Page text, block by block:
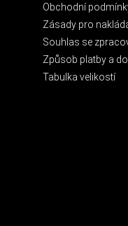
Obchodní
Zásady pro
Souhlas se
Způsob platby a
Tabulka velikostí